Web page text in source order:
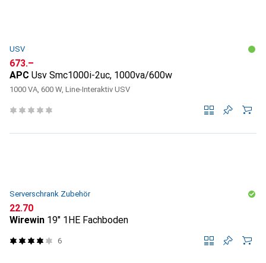
USV
CHF
673.–
APC Usv Smc1000i-2uc, 1000va/600w
1000 VA, 600 W, Line-Interaktiv USV
Serverschrank Zubehör
CHF
22.70
Wirewin 19" 1HE Fachboden
6